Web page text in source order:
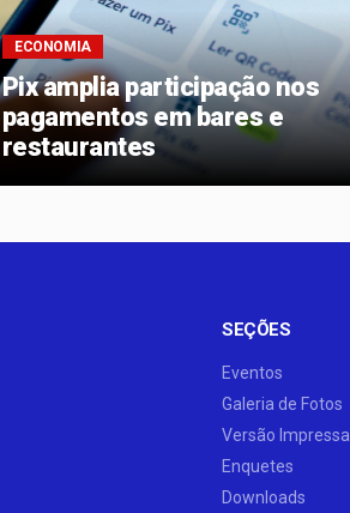
ECONOMIA
Pix amplia participação nos
pagamentos em bares e
restaurantes
SEÇÕES
Eventos
Galeria de Fotos
Versão Impressa
Enquetes
Downloads